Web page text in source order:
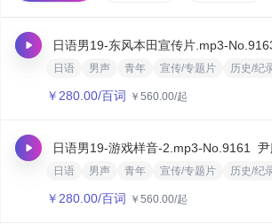
日语男19-东风本田宣传片.mp3-
日语 男声 青年 宣传/专题片 历史/纪
￥ 280.00/百词 ￥ 560.00/起
日语男19-游戏样音-2.mp3-No.9161
日语 男声 青年 宣传/专题片 历史/纪
￥ 280.00/百词 ￥ 560.00/起